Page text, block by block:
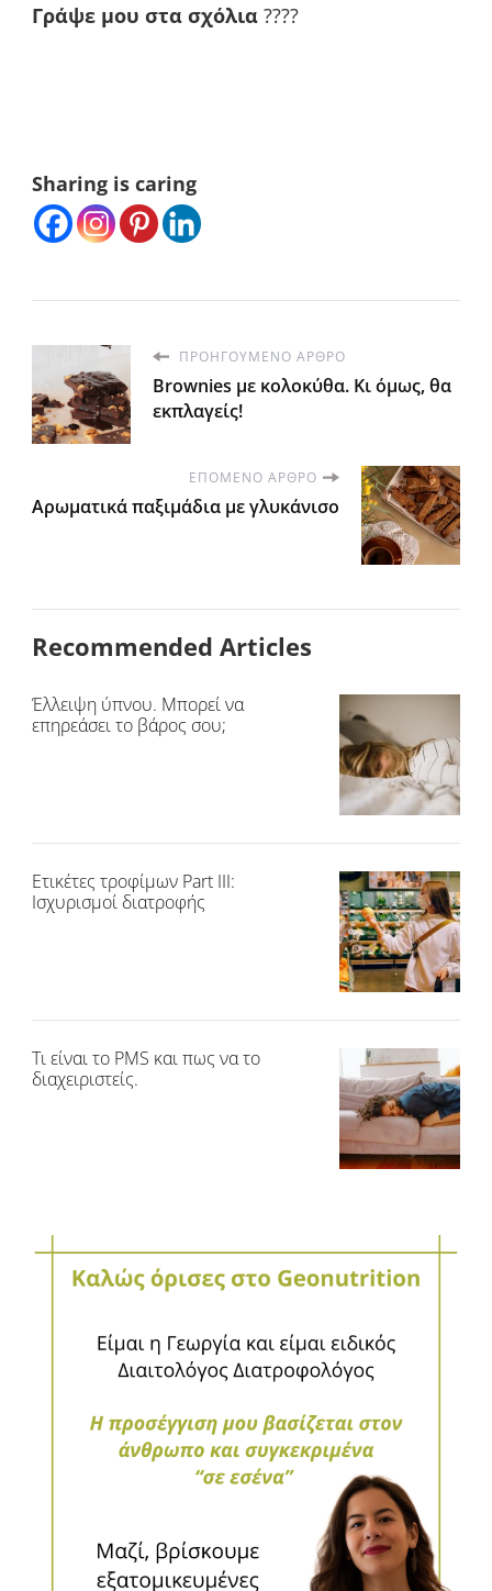
Γράψε μου στα σχόλια ????
Sharing is caring
ΠΡΟΗΓΟΎΜΕΝΟ ΆΡΘΡΟ
Brownies με κολοκύθα. Κι όμως, θα
εκπλαγείς!
ΕΠΌΜΕΝΟ ΆΡΘΡΟ
Αρωματικά παξιμάδια με γλυκάνισο
Recommended Articles
Έλλειψη ύπνου. Μπορεί να
επηρεάσει το βάρος σου;
Ετικέτες τροφίμων Part III:
Ισχυρισμοί διατροφής
Τι είναι το PMS και πως να το
διαχειριστείς.